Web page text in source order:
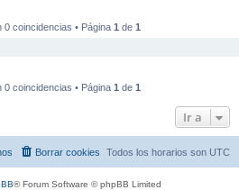
0 coincidencias • Página 1 de 1
0 coincidencias • Página 1 de 1
Ir a
Todos los horarios son UTC
Borrar cookies
® Forum Software © phpBB Limited